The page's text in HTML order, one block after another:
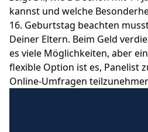
kannst und welche
16. Geburtstag beachten
Deiner Eltern. Beim Geld
es viele Möglichkeiten, aber
flexible Option ist es, Panelist
Online-Umfragen